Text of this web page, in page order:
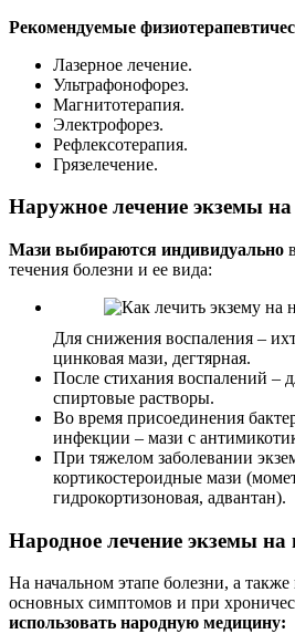
Рекомендуемые
Лазерное лечение.
Ультрафонофорез.
Магнитотерапия.
Электрофорез.
Рефлексотерапия.
Грязелечение.
Наружное лечение экземы на
Мази выбираются индивидуально
течения болезни и ее вида:
Для снижения воспаления –
цинковая мази, дегтярная.
После стихания воспалений –
спиртовые растворы.
Во время присоединения
инфекции – мази с
При тяжелом заболевании
кортикостероидные мази
гидрокортизоновая, адвантан).
Народное лечение экземы на
На начальном этапе болезни, а также
основных симптомов и при
использовать народную медицину: